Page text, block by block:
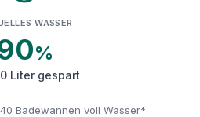
WASSER
%
Liter gespart
Badewannen voll Wasser*